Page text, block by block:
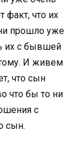
факт, что их
прошло уже
их с бывшей
И живем
что сын
что бы то ни
с
сын.